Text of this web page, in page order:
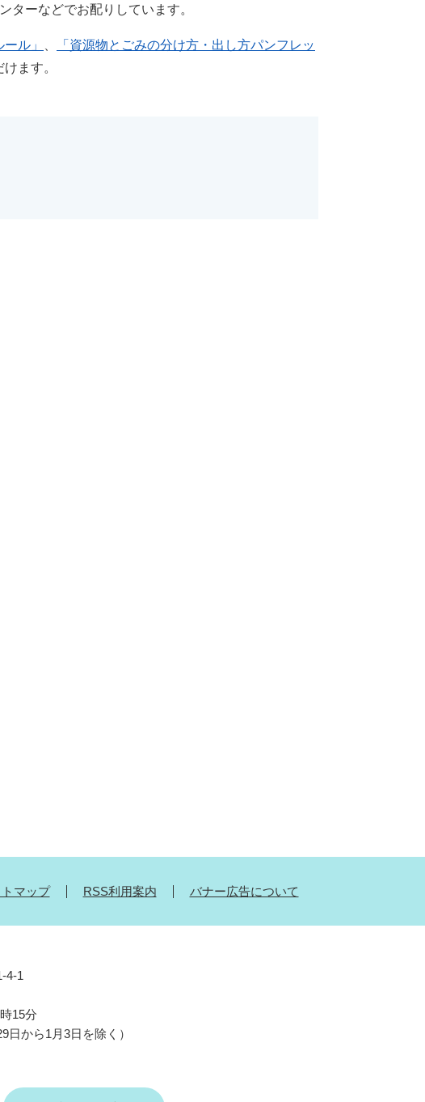
ターなどでお配りしています。
ル」
「資源物とごみの分け方・出し方パンフレッ
ます。
マップ RSS利用案内 バナー広告について
4-1
15分
日から1月3日を除く）